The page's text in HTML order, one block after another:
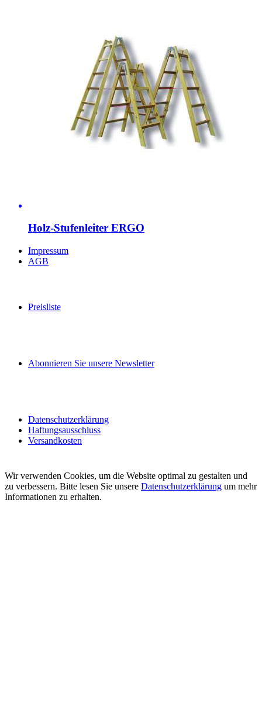
Holz-Stufenleiter ERGO
Impressum
AGB
Preisliste
Abonnieren Sie unsere Newsletter
Datenschutzerklärung
Haftungsausschluss
Versandkosten
Wir verwenden Cookies, um die Website optimal zu gestalten und
zu verbessern. Bitte lesen Sie unsere Datenschutzerklärung um mehr
Informationen zu erhalten.